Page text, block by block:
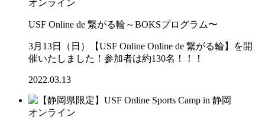
オンライン
USF Online de 繋がる輪～BOKSプログラム〜
3月13日（日）【USF Online Online de 繋がる輪】を開
催いたしました！参加者は約130名！！！
2022.03.13
オンライン